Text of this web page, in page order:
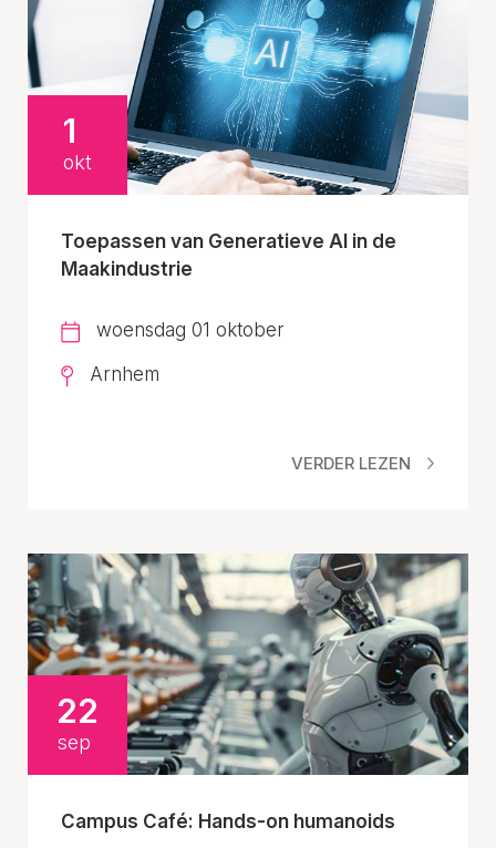
1
okt
Toepassen van Generatieve AI in de
Maakindustrie
woensdag 01 oktober
Arnhem
VERDER LEZEN
22
sep
Campus Café: Hands-on humanoids